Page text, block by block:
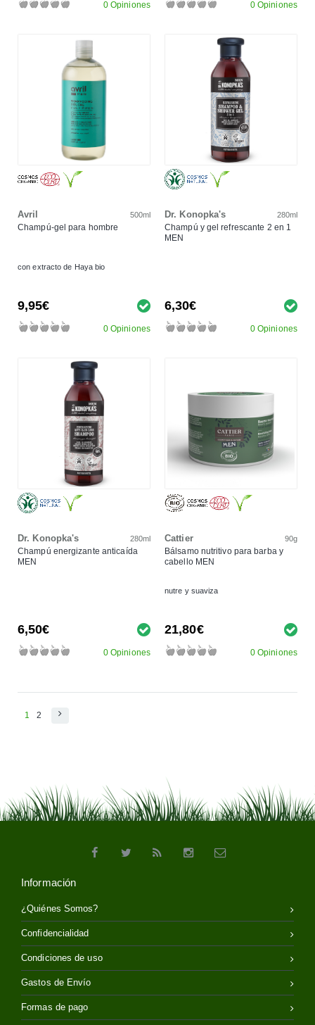
0 Opiniones 0 Opiniones
Avril 500ml
Champú-gel para hombre
con extracto de Haya bio
9,95€
0 Opiniones
Dr. Konopka's 280ml
Champú y gel refrescante 2 en 1
MEN
6,30€
0 Opiniones
Dr. Konopka's 280ml
Champú energizante anticaída
MEN
6,50€
0 Opiniones
Cattier 90g
Bálsamo nutritivo para barba y
cabello MEN
nutre y suaviza
21,80€
0 Opiniones
1 2
Información
¿Quiénes Somos?
Confidencialidad
Condiciones de uso
Gastos de Envío
Formas de pago